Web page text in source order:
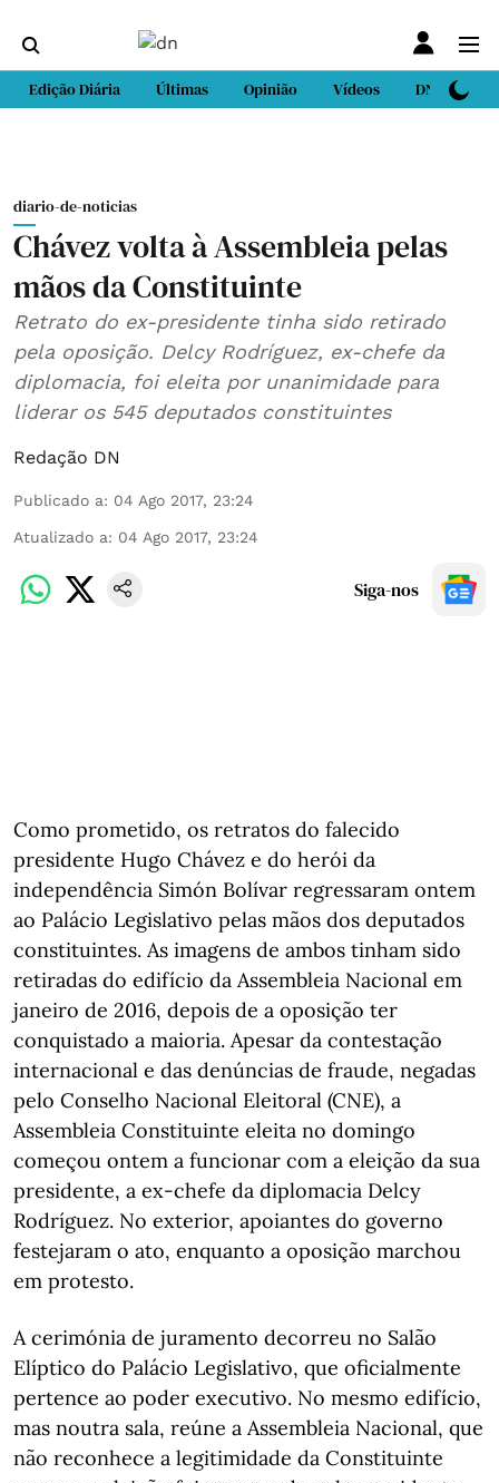
Edição Diária Últimas Opinião Vídeos DN Sport
diario-de-noticias
Chávez volta à Assembleia pelas
mãos da Constituinte
Retrato do ex-presidente tinha sido retirado
pela oposição. Delcy Rodríguez, ex-chefe da
diplomacia, foi eleita por unanimidade para
liderar os 545 deputados constituintes
Redação DN
Publicado a: 04 Ago 2017, 23:24
Atualizado a: 04 Ago 2017, 23:24
Siga-nos
Como prometido, os retratos do falecido
presidente Hugo Chávez e do herói da
independência Simón Bolívar regressaram ontem
ao Palácio Legislativo pelas mãos dos deputados
constituintes. As imagens de ambos tinham sido
retiradas do edifício da Assembleia Nacional em
janeiro de 2016, depois de a oposição ter
conquistado a maioria. Apesar da contestação
internacional e das denúncias de fraude, negadas
pelo Conselho Nacional Eleitoral (CNE), a
Assembleia Constituinte eleita no domingo
começou ontem a funcionar com a eleição da sua
presidente, a ex-chefe da diplomacia Delcy
Rodríguez. No exterior, apoiantes do governo
festejaram o ato, enquanto a oposição marchou
em protesto.
A cerimónia de juramento decorreu no Salão
Elíptico do Palácio Legislativo, que oficialmente
pertence ao poder executivo. No mesmo edifício,
mas noutra sala, reúne a Assembleia Nacional, que
não reconhece a legitimidade da Constituinte